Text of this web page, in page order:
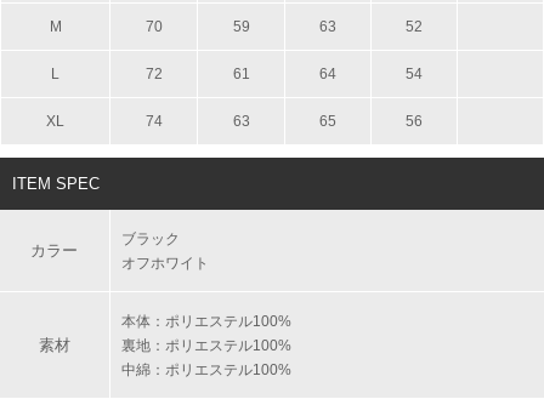
M 70 59 63 52
L 72 61 64 54
XL 74 63 65 56
ITEM SPEC
カラー
ブラック
オフホワイト
素材
本体：ポリエステル100%
裏地：ポリエステル100%
中綿：ポリエステル100%